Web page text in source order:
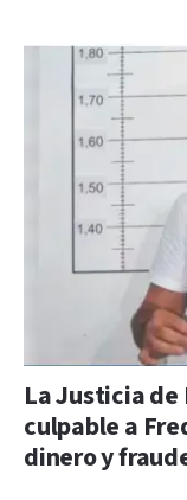
La Justicia
culpable a
dinero y